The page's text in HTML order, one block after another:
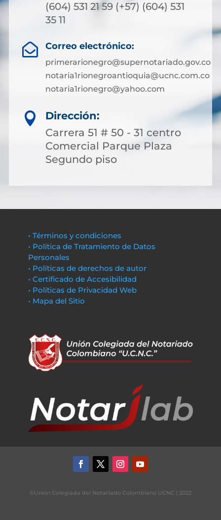
(604) 531 21 59 (+57) (604) 531
35 11
 Correo electrónico:
primerarionegro@supernotariado.gov.co
notaria1rionegroantioquia@ucnc.com.co
notaria1rionegro@yahoo.com

Dirección:
Carrera 51 # 50 - 31 centro
Comercial Parque Plaza
Segundo piso
• Términos y condiciones
• Política de Tratamiento de Datos
Personales
• Políticas de derechos de autor
• Certificado de Accesibilidad
• Políticas de Privacidad Web
• Mapa del Sitio
©Unión Colegiada del Notariado Colombiano UCNC | 2022